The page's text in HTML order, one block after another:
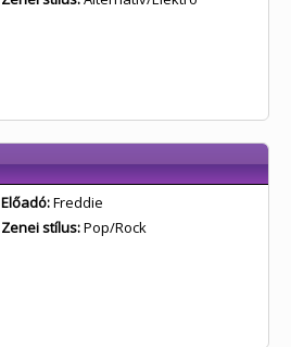
Előadó:Freddie
Zenei stílus:Pop/Rock